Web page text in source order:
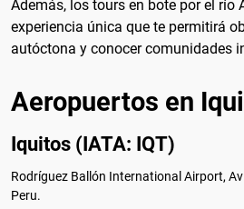
Además, los tours en bote por el río
experiencia única que te permitirá
autóctona y conocer comunidades
Aeropuertos en
Iquitos (IATA: IQT)
Rodríguez Ballón International Airport,
Peru.